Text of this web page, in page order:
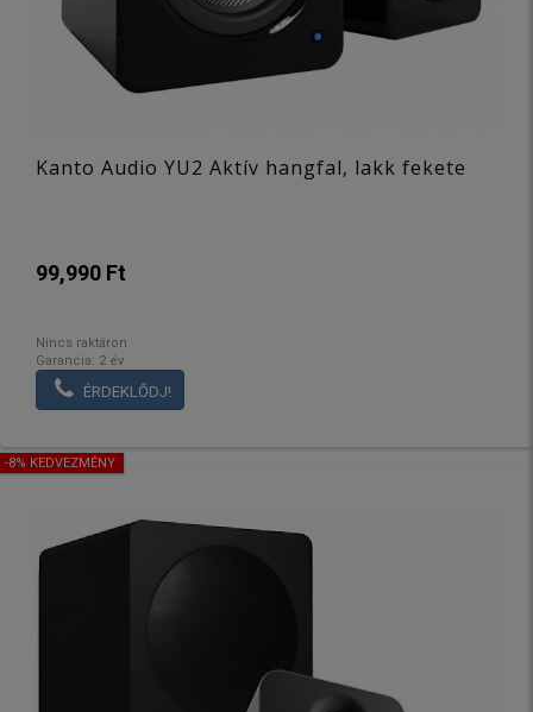
Kanto Audio YU2 Aktív hangfal, lakk fekete
99,990 Ft
Nincs raktáron
Garancia: 2 év
ÉRDEKLŐDJ!
-8% KEDVEZMÉNY